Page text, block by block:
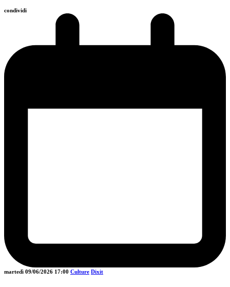
condividi
martedì 09/06/2026 17:00 Culture Dixit